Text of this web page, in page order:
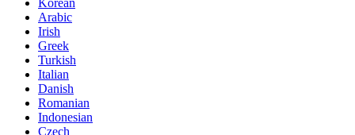
Arabic
Irish
Greek
Turkish
Italian
Danish
Romanian
Indonesian
Czech